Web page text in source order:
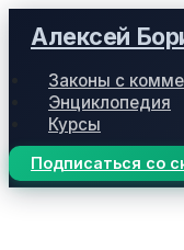
Алексей
Законы с
Энциклопедия
Курсы
Подписаться со